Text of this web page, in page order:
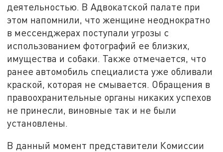
деятельностью. В Адвокатской палате при
этом напомнили, что женщине неоднократно
в мессенджерах поступали угрозы с
использованием фотографий ее близких,
имущества и собаки. Также отмечается, что
ранее автомобиль специалиста уже обливали
краской, которая не смывается. Обращения в
правоохранительные органы никаких успехов
не принесли, виновные так и не были
установлены.
В данный момент представители Комиссии